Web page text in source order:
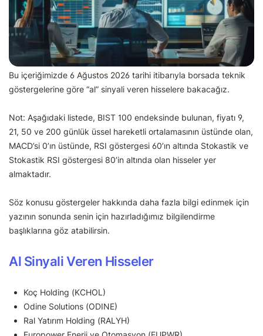
Bu içeriğimizde 6 Ağustos 2026 tarihi itibarıyla borsada teknik
göstergelerine göre “al” sinyali veren hisselere bakacağız.
Not: Aşağıdaki listede, BIST 100 endeksinde bulunan, fiyatı 9,
21, 50 ve 200 günlük üssel hareketli ortalamasının üstünde olan,
MACD’si 0’ın üstünde, RSI göstergesi 60’ın altında Stokastik ve
Stokastik RSI göstergesi 80’in altında olan hisseler yer
almaktadır.
Söz konusu göstergeler hakkında daha fazla bilgi edinmek için
yazının sonunda senin için hazırladığımız bilgilendirme
başlıklarına göz atabilirsin.
Al Sinyali Veren Hisseler
Koç Holding (KCHOL)
Odine Solutions (ODINE)
Ral Yatırım Holding (RALYH)